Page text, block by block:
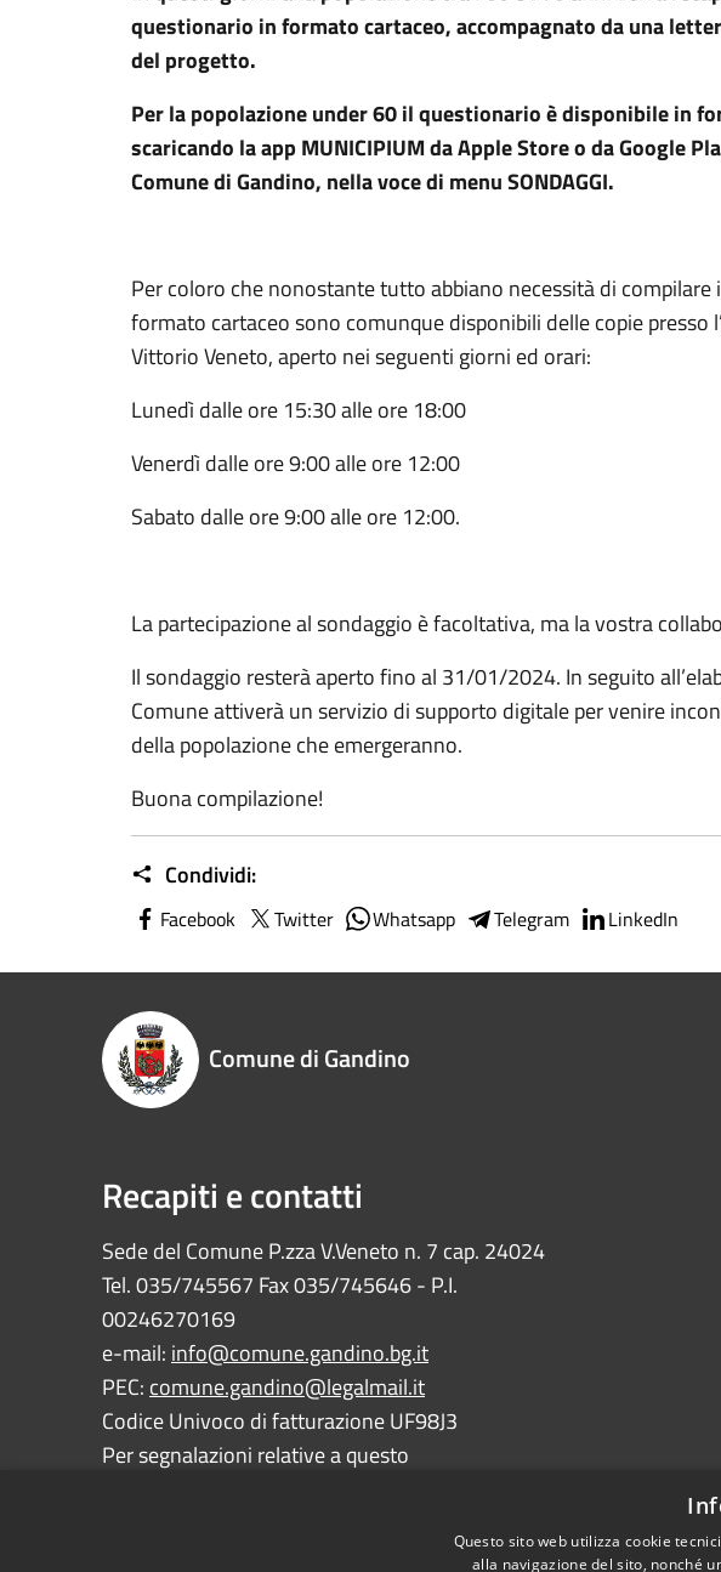
questionario in formato cartaceo, accompagnato da una
del progetto.
Per la popolazione under 60 il questionario è disponibile in
scaricando la app MUNICIPIUM da Apple Store o da Google
Comune di Gandino, nella voce di menu SONDAGGI.
Per coloro che nonostante tutto abbiano necessità di compilare
formato cartaceo sono comunque disponibili delle copie presso
Vittorio Veneto, aperto nei seguenti giorni ed orari:
Lunedì dalle ore 15:30 alle ore 18:00
Venerdì dalle ore 9:00 alle ore 12:00
Sabato dalle ore 9:00 alle ore 12:00.
La partecipazione al sondaggio è facoltativa, ma la vostra
Il sondaggio resterà aperto fino al 31/01/2024. In seguito
Comune attiverà un servizio di supporto digitale per venire
della popolazione che emergeranno.
Buona compilazione!
Condividi:
Facebook Twitter Whatsapp Telegram LinkedIn
Comune di Gandino
Recapiti e contatti
Sede del Comune P.zza V.Veneto n. 7 cap. 24024
Tel. 035/745567 Fax 035/745646 - P.I.
00246270169
e-mail: info@comune.gandino.bg.it
PEC: comune.gandino@legalmail.it
Codice Univoco di fatturazione UF98J3
Per segnalazioni relative a questo
Questo sito web utilizza cookie
alla navigazione del sito, nonché